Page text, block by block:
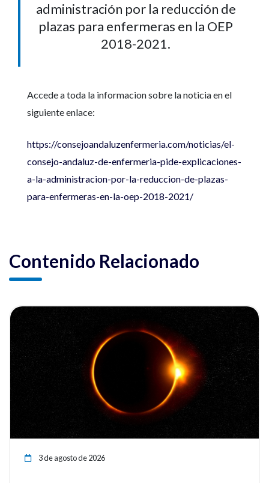
administración por la reducción de
plazas para enfermeras en la OEP
2018-2021.
Accede a toda la informacion sobre la noticia en el
siguiente enlace:
https://consejoandaluzenfermeria.com/noticias/el-
consejo-andaluz-de-enfermeria-pide-explicaciones-
a-la-administracion-por-la-reduccion-de-plazas-
para-enfermeras-en-la-oep-2018-2021/
Contenido Relacionado
3 de agosto de 2026
Ver noticia